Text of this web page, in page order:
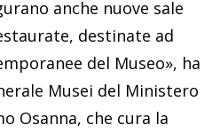
anche nuove sale
destinate ad
del Museo», ha
Musei del Ministero
Osanna, che cura la